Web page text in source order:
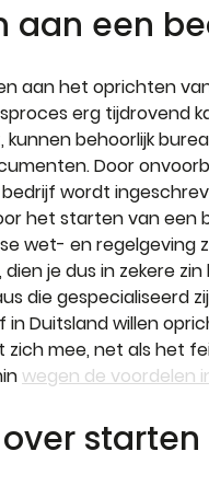
aan een
aan het oprichten
erg tijdrovend
kunnen behoorlijk
Door
wordt
het starten van een
wet- en regelgeving
je dus in zekere
die gespecialiseerd
Duitsland willen
mee, net als het
wegen de voordelen